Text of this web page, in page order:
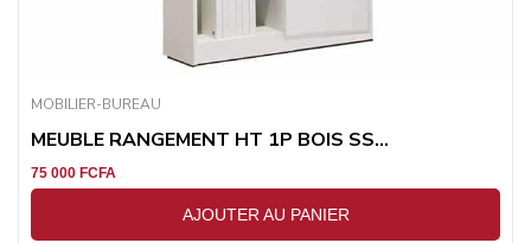
MOBILIER-BUREAU
MEUBLE RANGEMENT HT 1P BOIS SS...
75 000 FCFA
AJOUTER AU PANIER